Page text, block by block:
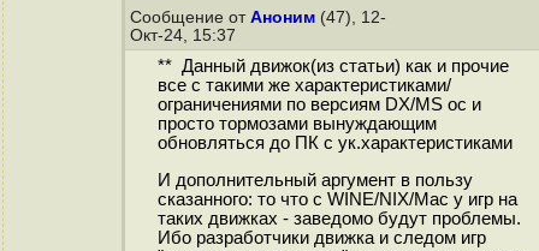
Сообщение от Аноним (47), 12-
Окт-24, 15:37
** Данный движок(из статьи) как и прочие
все с такими же характеристиками/
ограничениями по версиям DX/MS ос и
просто тормозами вынуждающим
обновляться до ПК с ук.характеристиками
И дополнительный аргумент в пользу
сказанного: то что с WINE/NIX/Mac у игр на
таких движках - заведомо будут проблемы.
Ибо разработчики движка и следом игр